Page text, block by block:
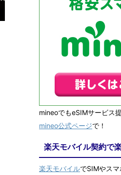
mineoでもeSIMサービス
mineo公式ページで！
楽天モバイル契約で
楽天モバイルでSIMやス